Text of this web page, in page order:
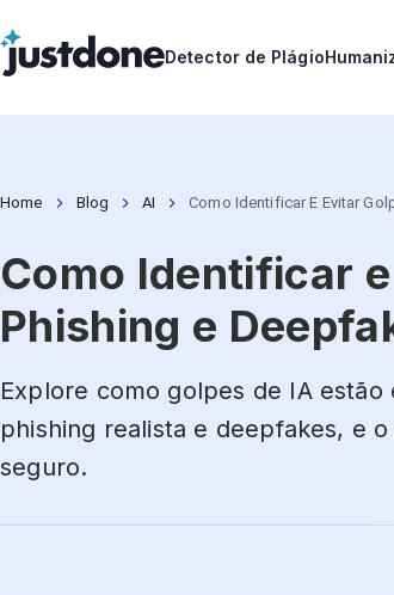
Detector de Plágio
Home Blog AI Como Identificar E Evitar
Como Identificar
Phishing e
Explore como golpes de IA
phishing realista e deepfakes, e
seguro.